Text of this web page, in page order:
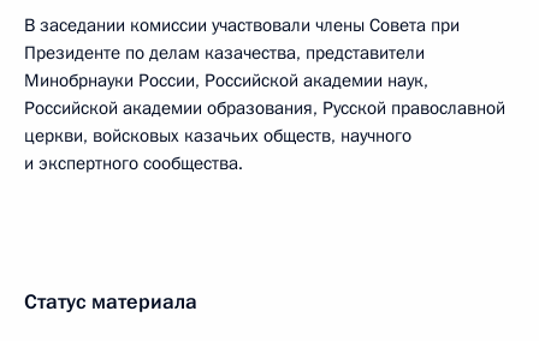
В заседании комиссии участвовали члены Совета при
Президенте по делам казачества, представители
Минобрнауки России, Российской академии наук,
Российской академии образования, Русской православной
церкви, войсковых казачьих обществ, научного
и экспертного сообщества.
Статус материала